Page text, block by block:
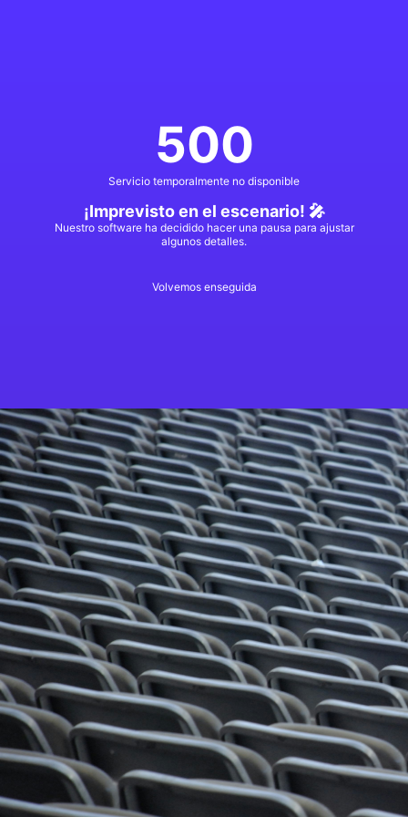
500
Servicio temporalmente no disponible
¡Imprevisto en el escenario! 🎤
Nuestro software ha decidido hacer una pausa para ajustar
algunos detalles.
Volvemos enseguida